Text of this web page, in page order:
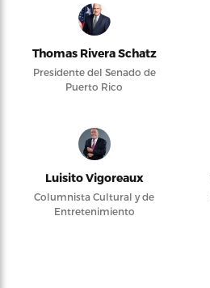
Thomas Rivera Schatz
Presidente del Senado de
Puerto Rico
Luisito Vigoreaux
Columnista Cultural y de
Entretenimiento